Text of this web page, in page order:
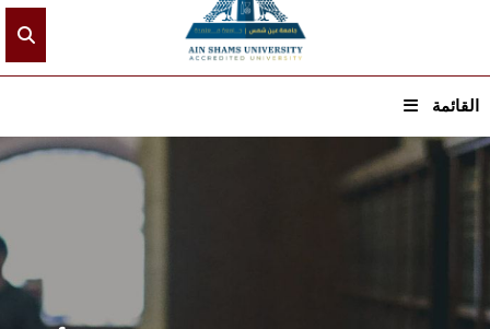
القائمة
الرئيسيـة
القطاعـات